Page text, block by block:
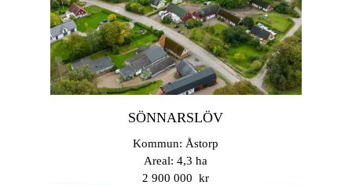
SÖNNARSLÖV
Kommun: Åstorp
Areal: 4,3 ha
2 900 000 kr